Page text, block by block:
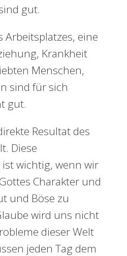
gut.
Arbeitsplatzes, eine
Krankheit
Menschen,
sind für sich
gut.
Resultat des
Diese
wichtig, wenn wir
Charakter und
und Böse zu
wird uns nicht
dieser Welt
jeden Tag dem